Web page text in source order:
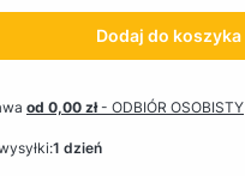
Dodaj do koszyka
od 0,00 zł- ODBIÓR OSOBISTY
1 dzień